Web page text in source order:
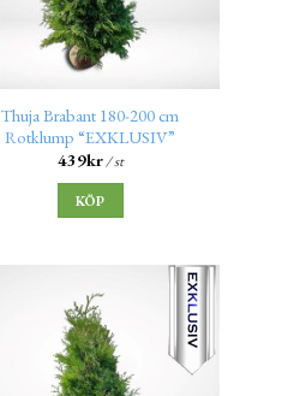
Thuja Brabant 180-200 cm
Rotklump “EXKLUSIV”
439kr/ st
KÖP